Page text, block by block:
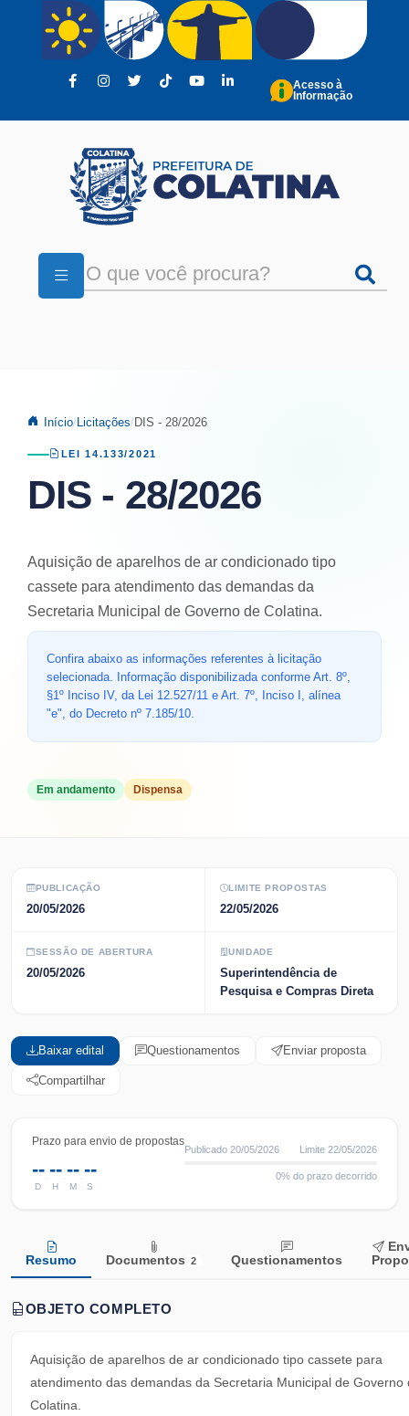
Pular para o conteúdo principal
Acesso à
Informação
Início Licitações DIS - 28/2026
LEI 14.133/2021
DIS - 28/2026
Em andamento Dispensa
Aquisição de aparelhos de ar condicionado tipo
cassete para atendimento das demandas da
Secretaria Municipal de Governo de Colatina.
Confira abaixo as informações referentes à licitação
selecionada. Informação disponibilizada conforme Art. 8º,
§1º Inciso IV, da Lei 12.527/11 e Art. 7º, Inciso I, alínea
"e", do Decreto nº 7.185/10.
PUBLICAÇÃO
20/05/2026
LIMITE PROPOSTAS
22/05/2026
SESSÃO DE ABERTURA
20/05/2026
UNIDADE
Superintendência de
Pesquisa e Compras Direta
Baixar edital Questionamentos Enviar proposta
Compartilhar
Prazo para envio de propostas
--
D
--
H
--
M
--
S
Publicado 20/05/2026 Limite 22/05/2026
0% do prazo decorrido
Resumo Documentos 2 Questionamentos
OBJETO COMPLETO
Aquisição de aparelhos de ar condicionado tipo cassete para
atendimento das demandas da Secretaria Municipal de Governo
Colatina.